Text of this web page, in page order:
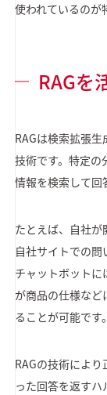
使われているのが
RAGを
RAGは検索拡張
技術です。特定の
情報を検索して回
たとえば、自社が
自社サイトでの
チャットボット
が商品の仕様な
ることが可能です。
RAGの技術によ
った回答を返すハ